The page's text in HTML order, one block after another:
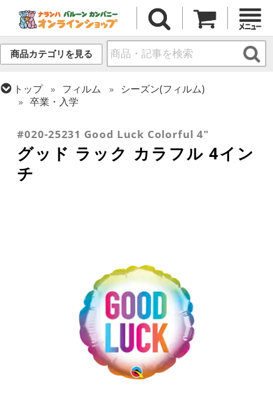
商品カテゴリを見る
トップ フィルム
シーズン(フィルム)
卒業・入学
#020-25231 Good Luck Colorful 4"
グッド ラック カラフル 4イン
チ